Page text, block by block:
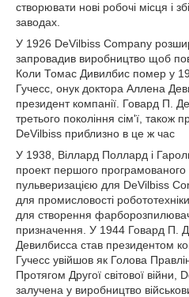
створювати нові робочі місця і
заводах.
У 1926 DeVilbiss Company
запровадив виробництво щоб
Коли Томас Дивилбис помер у
Гучесс, онук доктора Аллена
президент компанії. Говард П.
третього покоління сім'ї, також
DeVilbiss приблизно в це ж час
У 1938, Віллард Поллард і
проект першого
пульверизацією для DeVilbiss
для промисловості
для створення
призначення. У 1944 Говард П.
Девилбисса став президентом
Гучесс увійшов як Голова
Протягом Другої світової
залучена у виробництво